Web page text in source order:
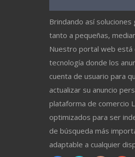
Brindando así
tanto a pequeñas,
Nuestro portal web está
tecnología donde los
cuenta de usuario para
actualizar su anuncio
plataforma de comercio
optimizados para ser
de búsqueda más
adaptable a cualquier